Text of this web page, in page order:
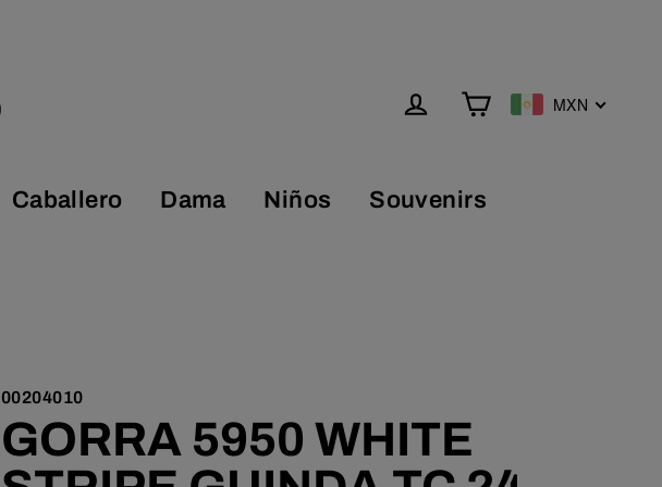
MXN
Caballero Dama Niños Souvenirs
00204010
GORRA 5950 WHITE